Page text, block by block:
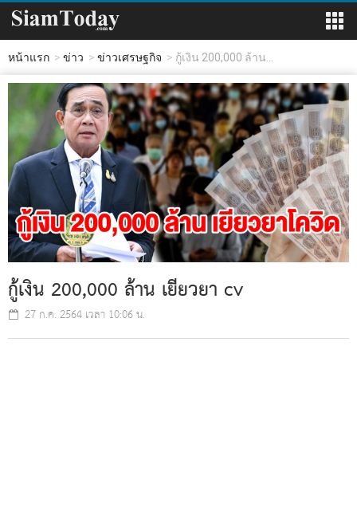
หน้าแรก ข่าว ข่าวเศรษฐกิจ กู้เงิน 200,000 ล้าน...
กู้เงิน 200,000 ล้าน เยียวยา cv
27 ก.ค. 2564 เวลา 10:06 น.